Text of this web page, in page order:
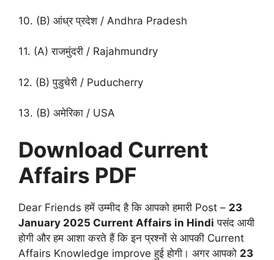
10. (B) आंध्र प्रदेश / Andhra Pradesh
11. (A) राजमुंदरी / Rajahmundry
12. (B) पुडुचेरी / Puducherry
13. (B) अमेरिका / USA
Download Current
Affairs PDF
Dear Friends हमें उम्मीद है कि आपको हमारी Post – 23
January 2025 Current Affairs in Hindi पसंद आयी
होगी और हम आशा करते हैं कि इन प्रश्नों से आपकी Current
Affairs Knowledge improve हुई होगी। अगर आपको 23